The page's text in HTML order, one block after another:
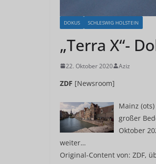
DOKUS SCHLESWIG HOLSTEIN
„Terra X“-
22. Oktober 2020 Aziz
ZDF [Newsroom]
Mainz
großer
Oktober
weiter…
Original-Content von: ZDF,